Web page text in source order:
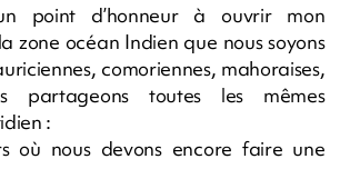
point d’honneur à ouvrir mon
zone océan Indien que nous soyons
comoriennes, mahoraises,
partageons toutes les mêmes
:
où nous devons encore faire une